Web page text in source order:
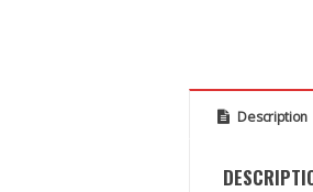
Description